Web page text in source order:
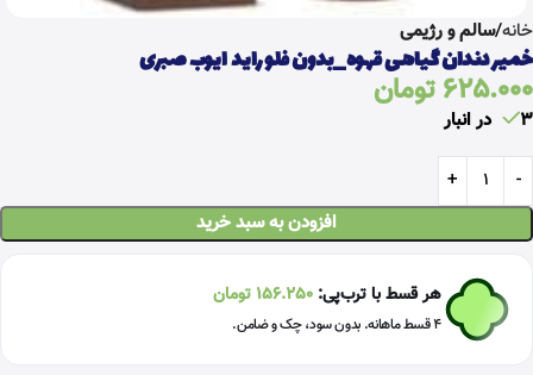
خانه سالم و رژیمی
خمیر دندان گیاهی قهوه_بدون فلوراید ایوب صبری
625.000تومان
3 در انبار
افزودن به سبد خرید
هر قسط با ترب‌پی: 156.250 تومان
۴ قسط ماهانه. بدون سود، چک و ضامن.